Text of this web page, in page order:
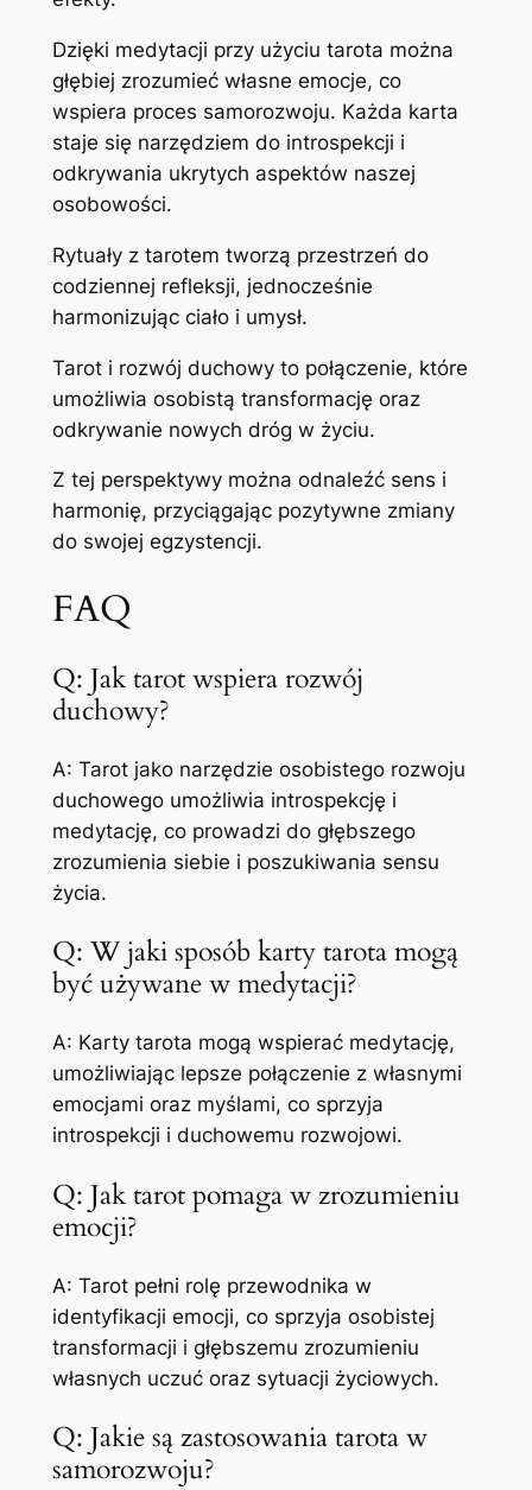
Dzięki medytacji przy użyciu tarota można
głębiej zrozumieć własne emocje, co
wspiera proces samorozwoju. Każda karta
staje się narzędziem do introspekcji i
odkrywania ukrytych aspektów naszej
osobowości.
Rytuały z tarotem tworzą przestrzeń do
codziennej refleksji, jednocześnie
harmonizując ciało i umysł.
Tarot i rozwój duchowy to połączenie, które
umożliwia osobistą transformację oraz
odkrywanie nowych dróg w życiu.
Z tej perspektywy można odnaleźć sens i
harmonię, przyciągając pozytywne zmiany
do swojej egzystencji.
FAQ
Q: Jak tarot wspiera rozwój
duchowy?
A: Tarot jako narzędzie osobistego rozwoju
duchowego umożliwia introspekcję i
medytację, co prowadzi do głębszego
zrozumienia siebie i poszukiwania sensu
życia.
Q: W jaki sposób karty tarota mogą
być używane w medytacji?
A: Karty tarota mogą wspierać medytację,
umożliwiając lepsze połączenie z własnymi
emocjami oraz myślami, co sprzyja
introspekcji i duchowemu rozwojowi.
Q: Jak tarot pomaga w zrozumieniu
emocji?
A: Tarot pełni rolę przewodnika w
identyfikacji emocji, co sprzyja osobistej
transformacji i głębszemu zrozumieniu
własnych uczuć oraz sytuacji życiowych.
Q: Jakie są zastosowania tarota w
samorozwoju?